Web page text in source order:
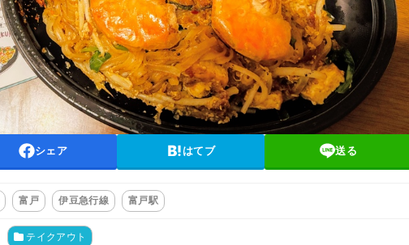
シェア はてブ 送る
富戸 伊豆急行線 富戸駅
テイクアウト